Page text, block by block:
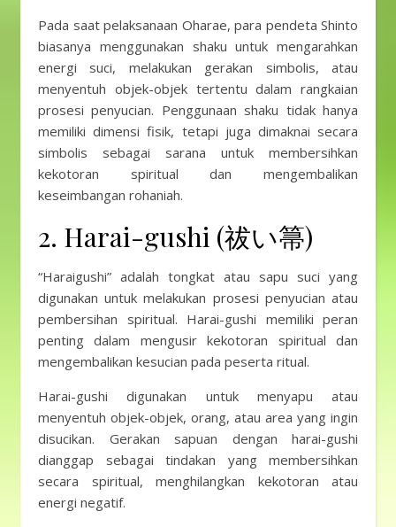
Pada saat pelaksanaan Oharae, para pendeta Shinto
biasanya menggunakan shaku untuk mengarahkan
energi suci, melakukan gerakan simbolis, atau
menyentuh objek-objek tertentu dalam rangkaian
prosesi penyucian. Penggunaan shaku tidak hanya
memiliki dimensi fisik, tetapi juga dimaknai secara
simbolis sebagai sarana untuk membersihkan
kekotoran spiritual dan mengembalikan
keseimbangan rohaniah.
2. Harai-gushi (祓い箒)
“Haraigushi” adalah tongkat atau sapu suci yang
digunakan untuk melakukan prosesi penyucian atau
pembersihan spiritual. Harai-gushi memiliki peran
penting dalam mengusir kekotoran spiritual dan
mengembalikan kesucian pada peserta ritual.
Harai-gushi digunakan untuk menyapu atau
menyentuh objek-objek, orang, atau area yang ingin
disucikan. Gerakan sapuan dengan harai-gushi
dianggap sebagai tindakan yang membersihkan
secara spiritual, menghilangkan kekotoran atau
energi negatif.